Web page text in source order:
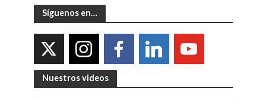
Síguenos en…
Nuestros videos